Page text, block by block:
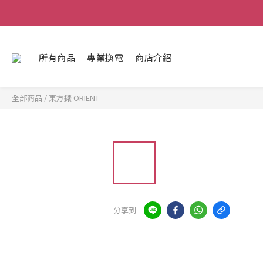
所有商品 專業換電 商店介紹
全部商品 / 東方錶 ORIENT
分享到